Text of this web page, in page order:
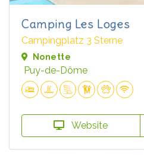
Camping Les Loges
Campingplatz 3 Sterne
Nonette
Puy-de-Dôme
Website